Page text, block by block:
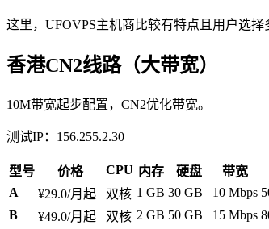
这里，UFOVPS主机商比较有特点且用户选
香港CN2线路（大带宽）
10M带宽起步配置，CN2优化带宽。
测试IP：156.255.2.30
型号 价格 CPU 内存 硬盘 带宽
A
¥29.0/月起 双核 1 GB 30 GB 10 Mbps
B
¥49.0/月起 双核 2 GB 50 GB 15 Mbps